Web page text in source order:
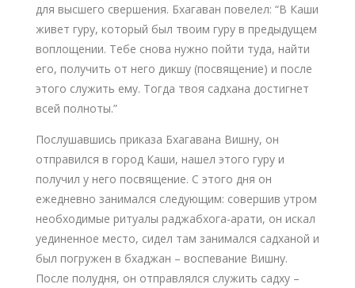
для высшего свершения. Бхагаван повелел: “В Каши
живет гуру, который был твоим гуру в предыдущем
воплощении. Тебе снова нужно пойти туда, найти
его, получить от него дикшу (посвящение) и после
этого служить ему. Тогда твоя садхана достигнет
всей полноты.”
Послушавшись приказа Бхагавана Вишну, он
отправился в город Каши, нашел этого гуру и
получил у него посвящение. С этого дня он
ежедневно занимался следующим: совершив утром
необходимые ритуалы раджабхога-арати, он искал
уединенное место, сидел там занимался садханой и
был погружен в бхаджан – воспевание Вишну.
После полудня, он отправлялся служить садху –